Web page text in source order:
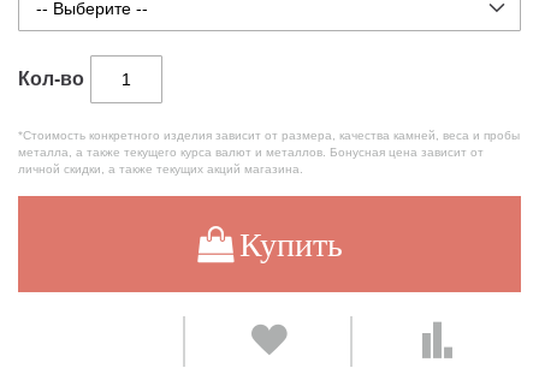
Кол-во
*Стоимость конкретного изделия зависит от размера, качества камней, веса и пробы
металла, а также текущего курса валют и металлов. Бонусная цена зависит от
личной скидки, а также текущих акций магазина.
Купить